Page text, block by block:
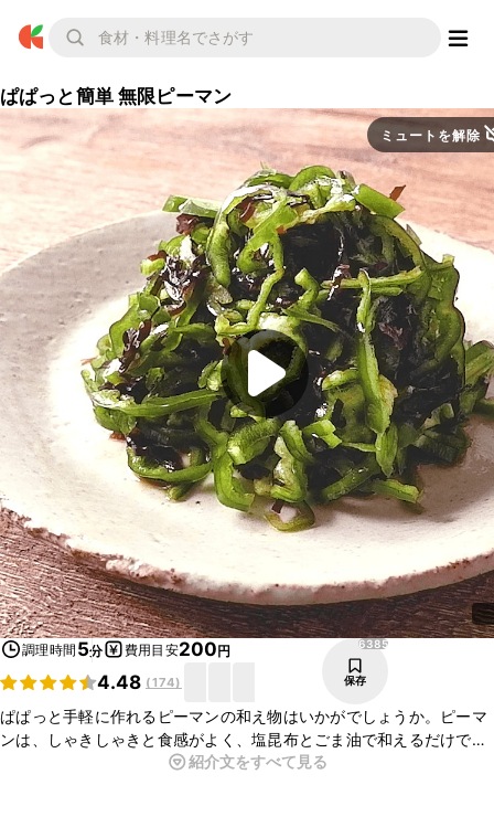
ぱぱっと簡単 無限ピーマン
ミュートを解除
調理時間 5分 費用目安200円
4.48 (174)
6385
保存
ぱぱっと手軽に作れるピーマンの和え物はいかがでしょうか。ピーマ
ンは、しゃきしゃきと食感がよく、塩昆布とごま油で和えるだけでお
いしい一品になりますよ。食べた瞬間にふわっとごま油の香りが口の
紹介文をすべて見る